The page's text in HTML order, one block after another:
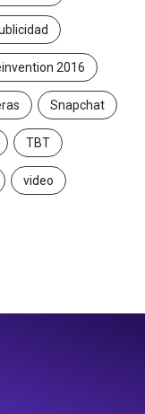
2016
Snapchat
TBT
video